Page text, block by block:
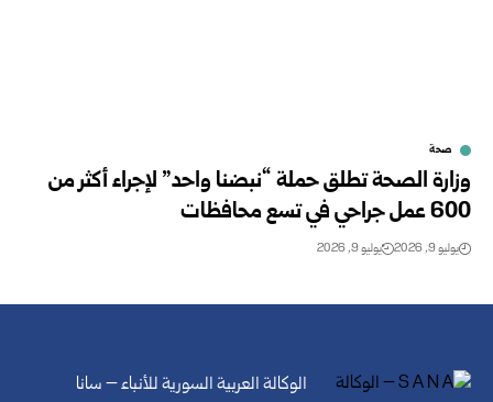
صحة
وزارة الصحة تطلق حملة “نبضنا واحد” لإجراء أكثر من
600 عمل جراحي في تسع محافظات
يوليو 9, 2026 يوليو 9, 2026
الوكالة العربية السورية للأنباء – سانا